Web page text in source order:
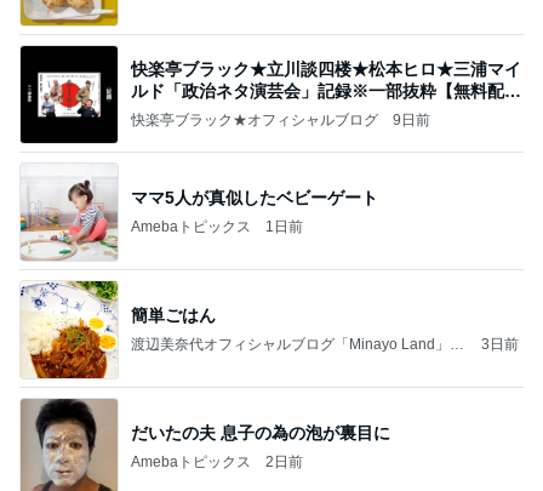
快楽亭ブラック★立川談四楼★松本ヒロ★三浦マイ
ルド「政治ネタ演芸会」記録※一部抜粋【無料配
信】
快楽亭ブラック★オフィシャルブログ 9日前
ママ5人が真似したベビーゲート
Amebaトピックス 1日前
簡単ごはん
渡辺美奈代オフィシャルブログ「Minayo Land」P
3日前
だいたの夫 息子の為の泡が裏目に
Amebaトピックス 2日前